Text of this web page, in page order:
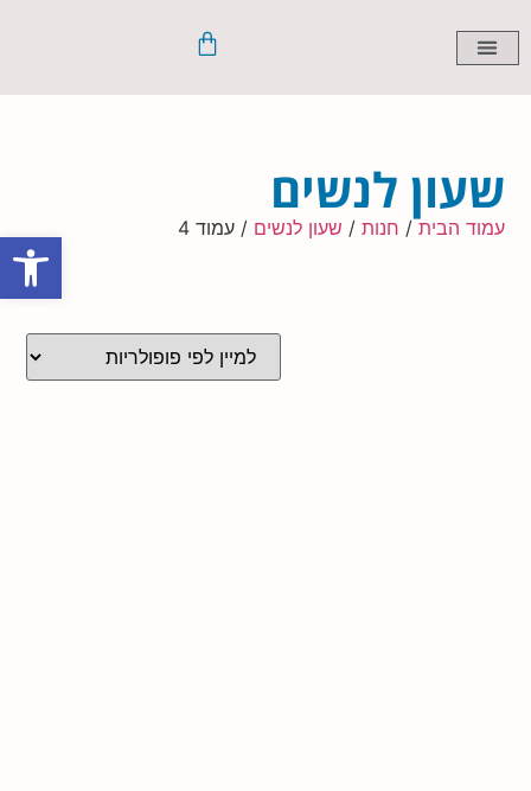
שעון לנשים
עמוד הבית / חנות / שעון לנשים / עמוד 4 פתח